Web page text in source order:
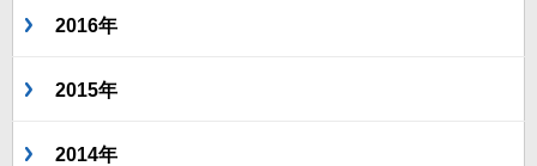
2016年
2015年
2014年